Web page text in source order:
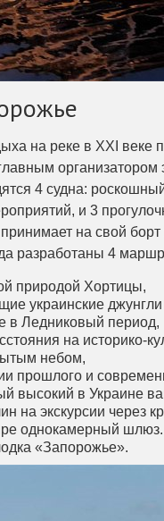
на реке в ХХI веке
организатором
4 судна:
и 3
на свой борт
разработаны 4
природой Хортицы,
украинские
в Ледниковый период,
на
небом,
прошлого и
высокий в Украине
на экскурсии через
шлюз.
«Запорожье».